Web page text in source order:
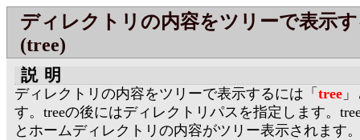
ディレクトリの内容をツリーで表示
(tree)
説明
ディレクトリの内容をツリーで表示するには「 tree
す。treeの後にはディレクトリパスを指定します。
とホームディレクトリの内容がツリー表示されます